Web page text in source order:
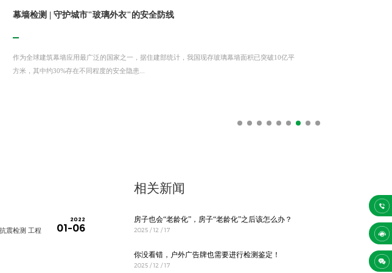
风电塔筒病害与智能监测：安全防线的科技守护
风电混塔的“黄金时代”风能取之不尽，用之不竭，是非常重要的可再生能源。目前，风力发电已
经成为我国可持续发展战略的重要组成...
房子也会“老龄化”，房子“老龄化”之后该怎么办？
这几年，各地老破小房子在市场上越来越不受待见。购房者对于居住品质的追求与日俱增，很多
老旧小区的业主都面临着住着不舒服，想...
为钢结构厂房请来“智能医生”：监测数据背后的生死博弈
厂房顶上安静的钢构，每一次轻微的形变、每一处隐蔽的锈蚀，都是无声的警报。你或许认为，
钢铁打造的厂房是工业力量的永恒象征。...
医疗建筑作为复杂的民用建筑之一 ，有其自身特点。设计时对于各建筑功能区划内的承载能力应
予以充分考虑，从而使医院能够充分发挥...
钢结构厂房安全问题分析及监测
钢结构厂房因其强度高、自重轻、施工周期短等优点，在工业建筑领域得到广泛应用。但钢材在
长期使用过程中易受环境、温度、荷载及...
幕墙检测|基于构造特性的幕墙风险分析与检测鉴定要点
幕墙在铸就城市华美天际线的同时，也留下了一道严峻的安全考题。行业产值节节攀升，安全事
故却屡见不鲜，昔日“时尚标签”竟成“...
检测鉴定在老旧厂房更新改造中的作用
老旧厂房是承载城市工业记忆与空间资源的重要载体，其更新改造已被纳入《关于持续推进城市
更新行动的意见》中八项重点行动之一，...
幕墙检测 | 守护城市"玻璃外衣"的安全防线
作为全球建筑幕墙应用最广泛的国家之一，据住建部统计，我国现存玻璃幕墙面积已突破10亿平
方米，其中约30%存在不同程度的安全隐患...
幕墙检测 | 守护城市"玻璃外衣"的安全防线
作为全球建筑幕墙应用最广泛的国家之一，据住建部统计，我国现存玻璃幕墙面积已突破10亿平
方米，其中约30%存在不同程度的安全隐患...
风电塔筒病害与智能监测：安全防线的科技守护
风电混塔的“黄金时代”风能取之不尽，用之不竭，是非常重要的可再生能源。目前，风力发电已
经成为我国可持续发展战略的重要组成...
房子也会“老龄化”，房子“老龄化”之后该怎么办？
这几年，各地老破小房子在市场上越来越不受待见。购房者对于居住品质的追求与日俱增，很多
老旧小区的业主都面临着住着不舒服，想...
2022
01-06
相关新闻
房子也会“老龄化”，房子“老龄化”之后该怎么办？
2025 / 12 / 17
你没看错，户外广告牌也需要进行检测鉴定！
2025 / 12 / 17